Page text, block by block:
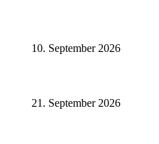
10. September 2026
21. September 2026